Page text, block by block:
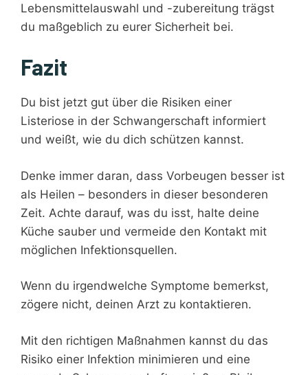
Lebensmittelauswahl und -zubereitung trägst
du maßgeblich zu eurer Sicherheit bei.
Fazit
Du bist jetzt gut über die Risiken einer
Listeriose in der Schwangerschaft informiert
und weißt, wie du dich schützen kannst.
Denke immer daran, dass Vorbeugen besser ist
als Heilen – besonders in dieser besonderen
Zeit. Achte darauf, was du isst, halte deine
Küche sauber und vermeide den Kontakt mit
möglichen Infektionsquellen.
Wenn du irgendwelche Symptome bemerkst,
zögere nicht, deinen Arzt zu kontaktieren.
Mit den richtigen Maßnahmen kannst du das
Risiko einer Infektion minimieren und eine